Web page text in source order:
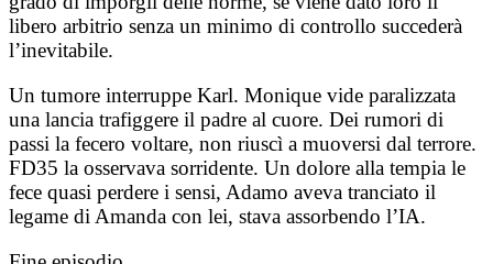
libero arbitrio senza un minimo di controllo succederà
l’inevitabile.
Un tumore interruppe Karl. Monique vide paralizzata
una lancia trafiggere il padre al cuore. Dei rumori di
passi la fecero voltare, non riuscì a muoversi dal terrore.
FD35 la osservava sorridente. Un dolore alla tempia le
fece quasi perdere i sensi, Adamo aveva tranciato il
legame di Amanda con lei, stava assorbendo l’IA.